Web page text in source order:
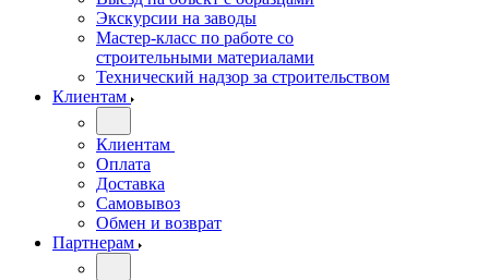
Экскурсии на заводы
Мастер-класс по работе со
строительными материалами
Технический надзор за строительством
Клиентам
Клиентам
Оплата
Доставка
Самовывоз
Обмен и возврат
Партнерам